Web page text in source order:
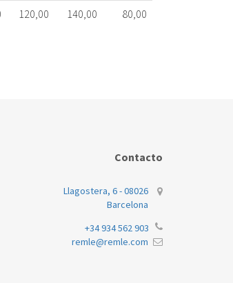
120,00 140,00 80,00
Contacto
Llagostera, 6 - 08026
Barcelona
+34 934 562 903
remle@remle.com